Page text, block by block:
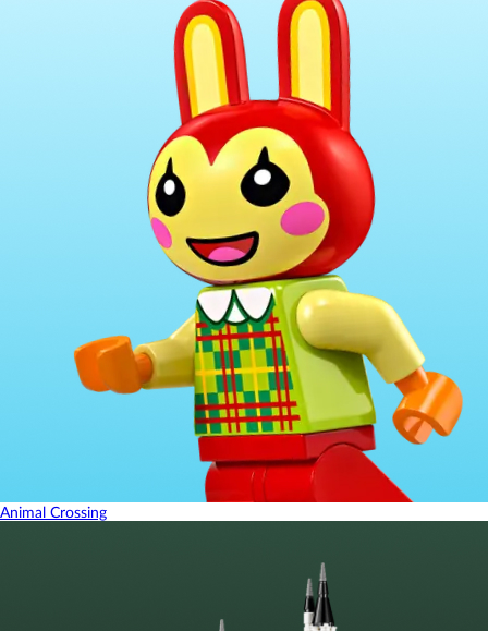
Animal Crossing